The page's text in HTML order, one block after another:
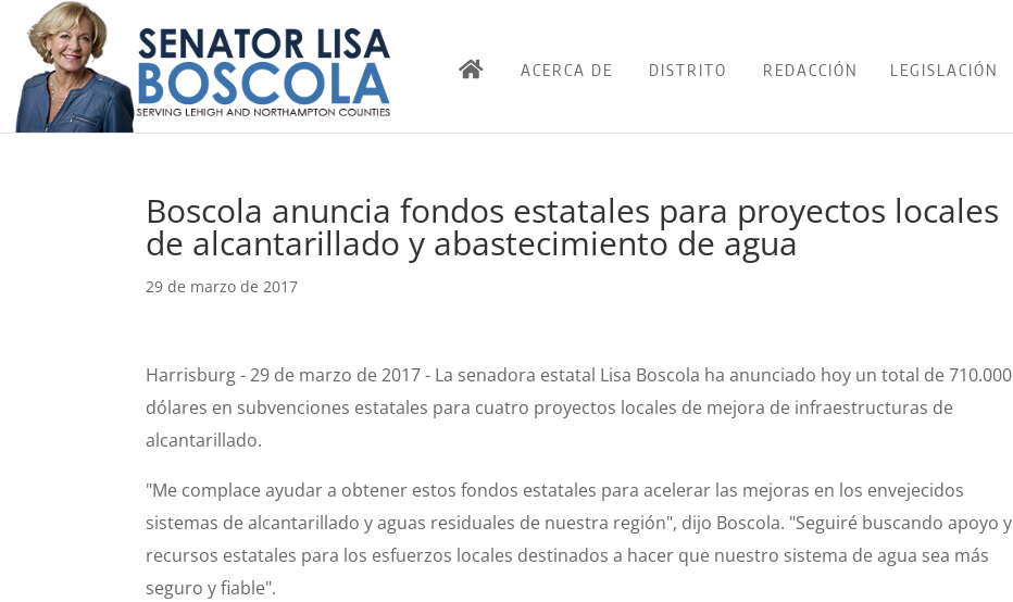
ACERCA DE DISTRITO REDACCIÓN LEGISLACIÓN
Boscola anuncia fondos estatales para proyectos locales
de alcantarillado y abastecimiento de agua
29 de marzo de 2017
Harrisburg - 29 de marzo de 2017 - La senadora estatal Lisa Boscola ha anunciado hoy un total de 710.000
dólares en subvenciones estatales para cuatro proyectos locales de mejora de infraestructuras de
alcantarillado.
"Me complace ayudar a obtener estos fondos estatales para acelerar las mejoras en los envejecidos
sistemas de alcantarillado y aguas residuales de nuestra región", dijo Boscola. "Seguiré buscando apoyo y
recursos estatales para los esfuerzos locales destinados a hacer que nuestro sistema de agua sea más
seguro y fiable".